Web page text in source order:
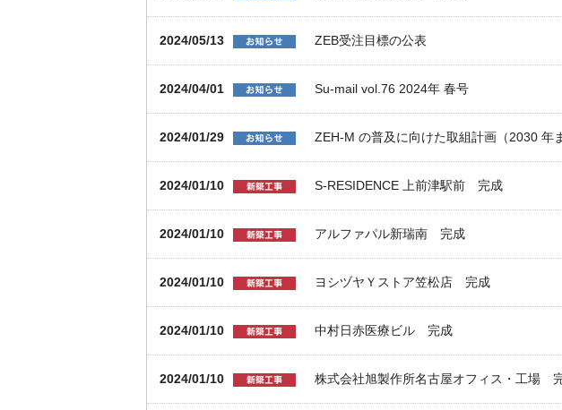
2024/05/13 ZEB受注目標の公表
2024/04/01 Su-mail vol.76 2024年 春号
2024/01/29 ZEH-M の普及に向けた取組計画（2030 年
2024/01/10 S-RESIDENCE 上前津駅前 完成
2024/01/10 アルファパル新瑞南 完成
2024/01/10 ヨシヅヤＹストア笠松店 完成
2024/01/10 中村日赤医療ビル 完成
2024/01/10 株式会社旭製作所名古屋オフィス・工場